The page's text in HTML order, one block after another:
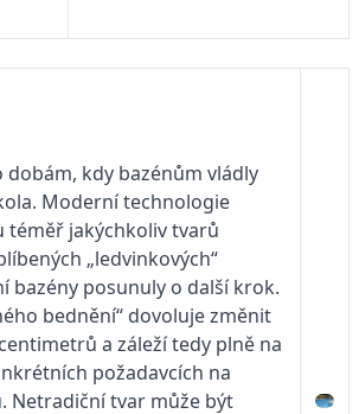
dobám, kdy bazénům vládly
Moderní technologie
téměř jakýchkoliv tvarů
„ledvinkových“
bazény posunuly o další krok.
bednění“ dovoluje změnit
a záleží tedy plně na
požadavcích na
Netradiční tvar může být